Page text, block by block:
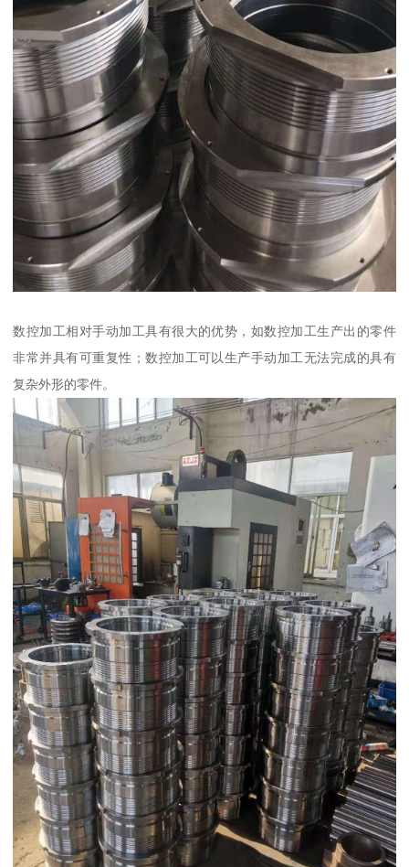
数控加工相对手动加工具有很大的优势，如数控加工生产出的零件
非常并具有可重复性；数控加工可以生产手动加工无法完成的具有
复杂外形的零件。